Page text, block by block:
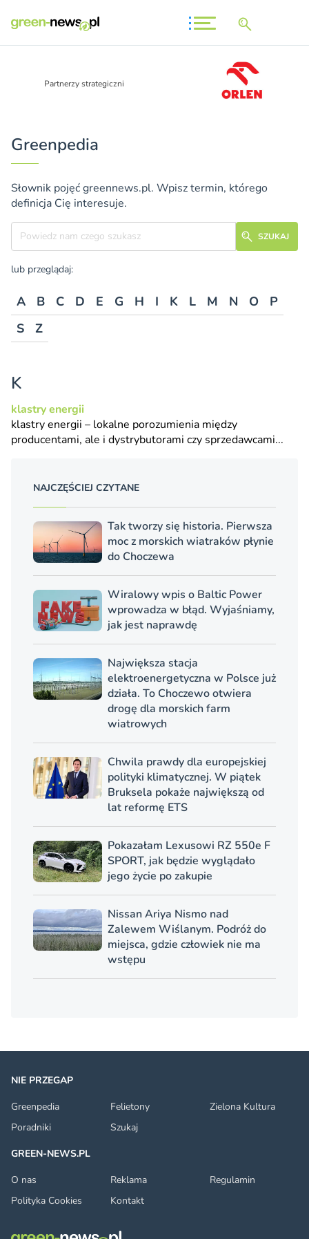
Partnerzy strategiczni
Greenpedia
Słownik pojęć greennews.pl. Wpisz termin, którego
definicja Cię interesuje.
Szukane hasło
SZUKAJ
lub przeglądaj:
A B C D E G H I K L M N O
P
S
Z
K
klastry energii
klastry energii – lokalne porozumienia między
producentami, ale i dystrybutorami czy sprzedawcami...
NAJCZĘŚCIEJ CZYTANE
Tak tworzy się historia. Pierwsza
moc z morskich wiatraków płynie
do Choczewa
Wiralowy wpis o Baltic Power
wprowadza w błąd. Wyjaśniamy,
jak jest naprawdę
Największa stacja
elektroenergetyczna w Polsce już
działa. To Choczewo otwiera
drogę dla morskich farm
wiatrowych
Chwila prawdy dla europejskiej
polityki klimatycznej. W piątek
Bruksela pokaże największą od
lat reformę ETS
Pokazałam Lexusowi RZ 550e F
SPORT, jak będzie wyglądało
jego życie po zakupie
Nissan Ariya Nismo nad
Zalewem Wiślanym. Podróż do
miejsca, gdzie człowiek nie ma
wstępu
NIE PRZEGAP
Greenpedia
Felietony
Zielona Kultura
Poradniki
Szukaj
GREEN-NEWS.PL
O nas
Reklama
Regulamin
Polityka Cookies
Kontakt